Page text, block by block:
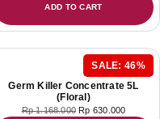
ADD TO CART
SALE: 46%
Germ Killer Concentrate 5L
(Floral)
Rp1.168.000 Rp 630.000